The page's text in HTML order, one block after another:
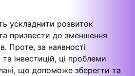
ускладнити розвиток
призвести до зменшення
Проте, за наявності
та інвестицій, ці проблеми
що допоможе зберегти та